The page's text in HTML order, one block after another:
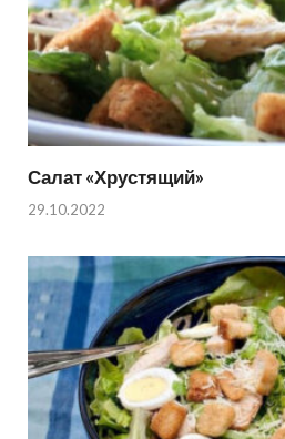
Салат «Хрустящий»
29.10.2022